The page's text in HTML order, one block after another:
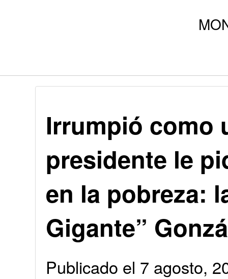
Irrumpió como
presidente le
en la pobreza:
Gigante”
Publicado el 7 agosto,